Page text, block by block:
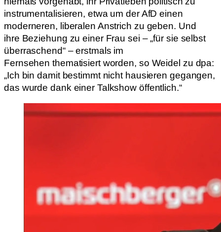
instrumentalisieren, etwa um der AfD einen
moderneren, liberalen Anstrich zu geben. Und
ihre Beziehung zu einer Frau sei – „für sie selbst
überraschend“ – erstmals im
Fernsehen thematisiert worden, so Weidel zu dpa:
„Ich bin damit bestimmt nicht hausieren gegangen,
das wurde dank einer Talkshow öffentlich.“